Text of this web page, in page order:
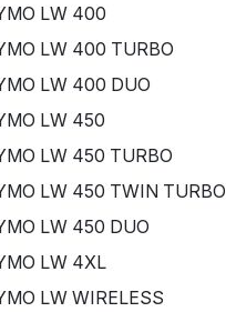
LW 400
LW 400 TURBO
LW 400 DUO
LW 450
LW 450 TURBO
LW 450 TWIN TURBO
LW 450 DUO
LW 4XL
LW WIRELESS